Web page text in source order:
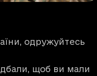
одружуйтесь
щоб ви мали